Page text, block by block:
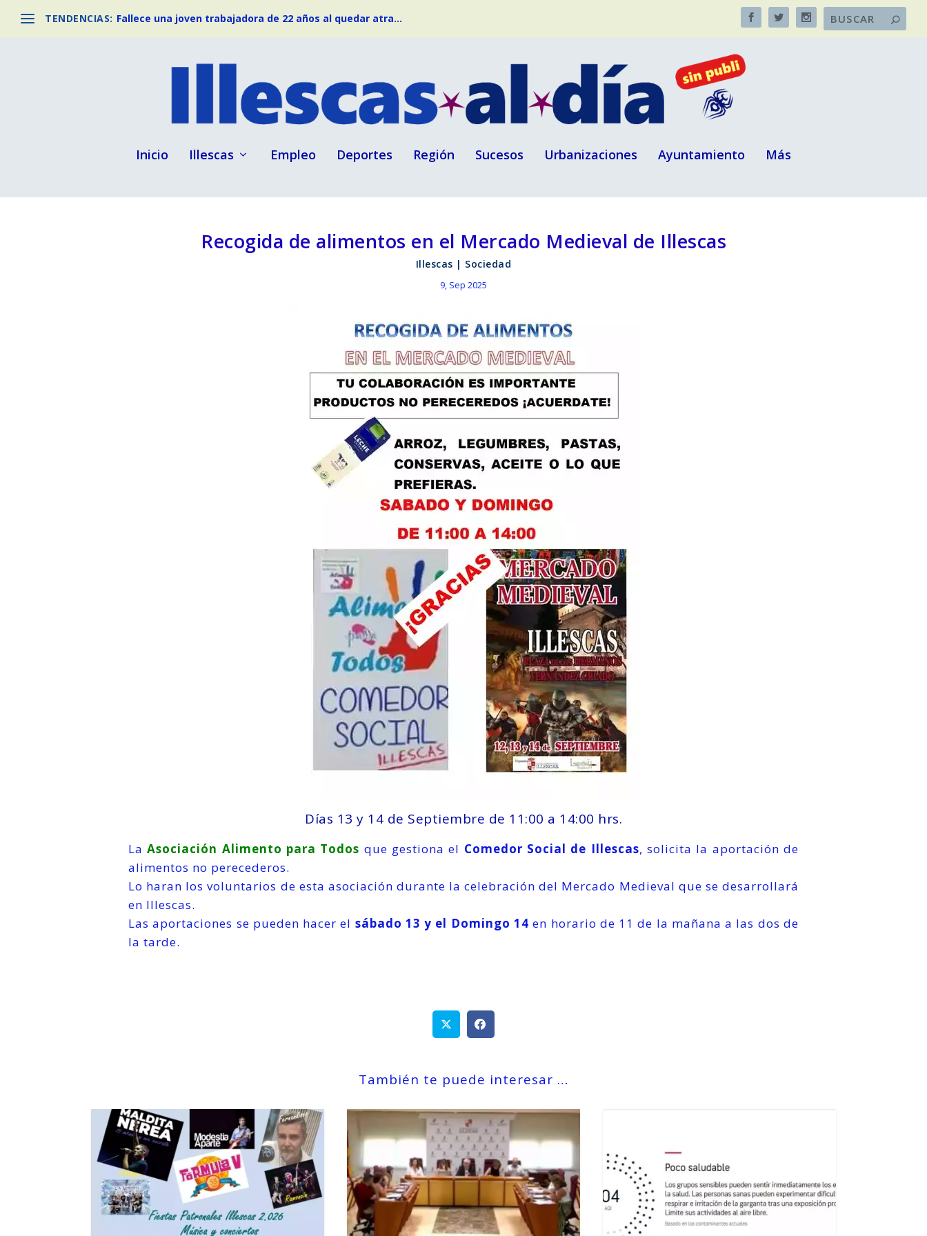
TENDENCIAS: Fallece una joven trabajadora de 22 años al quedar atra...
Inicio Illescas Empleo Deportes Región Sucesos Urbanizaciones Ayuntamiento Más
Recogida de alimentos en el Mercado Medieval de Illescas
Illescas | Sociedad
9, Sep 2025
Días 13 y 14 de Septiembre de 11:00 a 14:00 hrs.
LaAsociación Alimento para Todos que gestiona el Comedor Social de Illescas, solicita la aportación de
alimentos no perecederos.
Lo haran los voluntarios de esta asociación durante la celebración del Mercado Medieval que se desarrollará
en Illescas.
Las aportaciones se pueden hacer el sábado 13 y el Domingo 14 en horario de 11 de la mañana a las dos de
la tarde.
También te puede interesar …